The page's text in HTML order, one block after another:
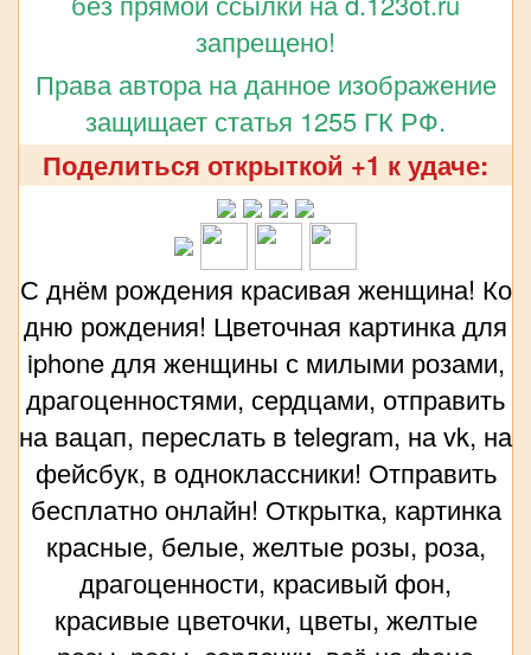
запрещено!
Права автора на данное изображение
защищает статья 1255 ГК РФ.
Поделиться открыткой +1 к удаче:
С днём рождения красивая женщина! Ко
дню рождения! Цветочная картинка для
iphone для женщины с милыми розами,
драгоценностями, сердцами, отправить
на вацап, переслать в telegram, на vk, на
фейсбук, в одноклассники! Отправить
бесплатно онлайн! Открытка, картинка
красные, белые, желтые розы, роза,
драгоценности, красивый фон,
красивые цветочки, цветы, желтые